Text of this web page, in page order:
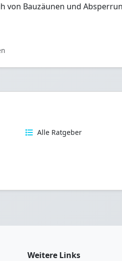
von Bauzäunen und
Alle Ratgeber
Weitere Links